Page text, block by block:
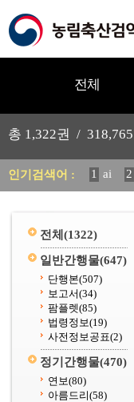
전체
총 1,322권 / 318,765
인기검색어 : 1 ai 2
12 중
전체 (1322)
일반간행물(647)
단행본(507)
보고서(34)
팜플렛(85)
법령정보(19)
사전정보공표(2)
정기간행물(470)
연보(80)
아름드리(58)